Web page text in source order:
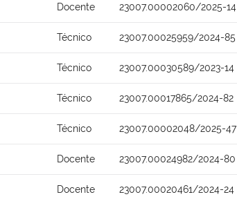
Docente 23007.00002060/2025-14
Técnico 23007.00025959/2024-85
Técnico 23007.00030589/2023-14
Técnico 23007.00017865/2024-82
Técnico 23007.00002048/2025-47
Docente 23007.00024982/2024-80
Docente 23007.00020461/2024-24